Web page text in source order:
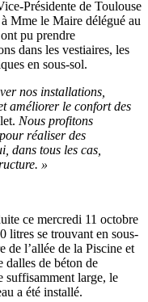
Présidente de Toulouse
Mme le Maire délégué au
pu prendre
dans les vestiaires, les
en sous-sol.
nos installations,
améliorer le confort des
Nous profitons
réaliser des
dans tous les cas,
»
ce mercredi 11 octobre
litres se trouvant en sous-
de l’allée de la Piscine et
dalles de béton de
suffisamment large, le
a été installé.